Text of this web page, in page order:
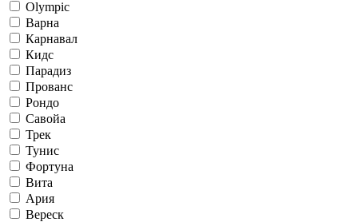
Olympic
Варна
Карнавал
Кидс
Парадиз
Прованс
Рондо
Савойа
Трек
Тунис
Фортуна
Вита
Ария
Вереск